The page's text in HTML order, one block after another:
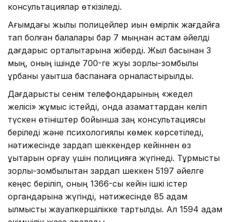
консультациялар өткізіледі.
Ағымдағы жылы полицейлер қиын өмірлік жағдайға
тап болған балалары бар 7 мыңнан астам әйелді
дағдарыс орталықтарына жіберді. Жыл басынан 3
мың, оның ішінде 700-ге жуық зорлық-зомбылық
құрбаны уақытша баспанаға орналастырылды.
Дағдарыстық сенім телефондарының «жедел
желісі» жұмыс істейді, онда азаматтардан келіп
түскен өтініштер бойынша заң консультациясы
беріледі және психологиялық көмек көрсетіледі,
нәтижесінде зардап шеккендер кейіннен өз
құқықтарын қорғау үшін полицияға жүгінеді. Тұрмыстық
зорлық-зомбылықтан зардап шеккен 5197 әйелге
кеңес беріліп, оның 1366-сы кейін ішкі істер
органдарына жүгінді, нәтижесінде 85 адам
қылмыстық жауапкершілікке тартылды. Ал 1594 адам